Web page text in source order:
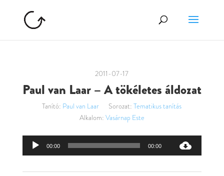
2011-07-17
Paul van Laar – A tökéletes áldozat
Tanító: Paul van Laar Sorozat: Tematikus tanítás
Alkalom: Vasárnap Este
Audió
00:00 00:00